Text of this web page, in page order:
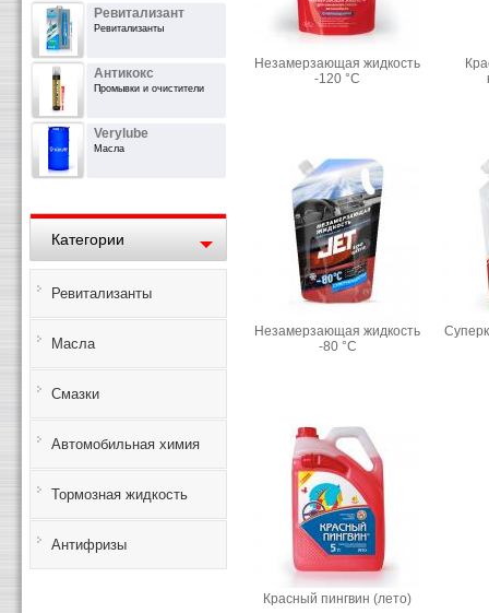
Ревитализант
Ревитализанты
Антикокс
Промывки и очистители
Verylube
Масла
Категории
Ревитализанты
Масла
Смазки
Автомобильная химия
Тормозная жидкость
Антифризы
Незамерзающая жидкость
-120 °С
Незамерзающая жидкость
-80 °С
Красный пингвин (лето)